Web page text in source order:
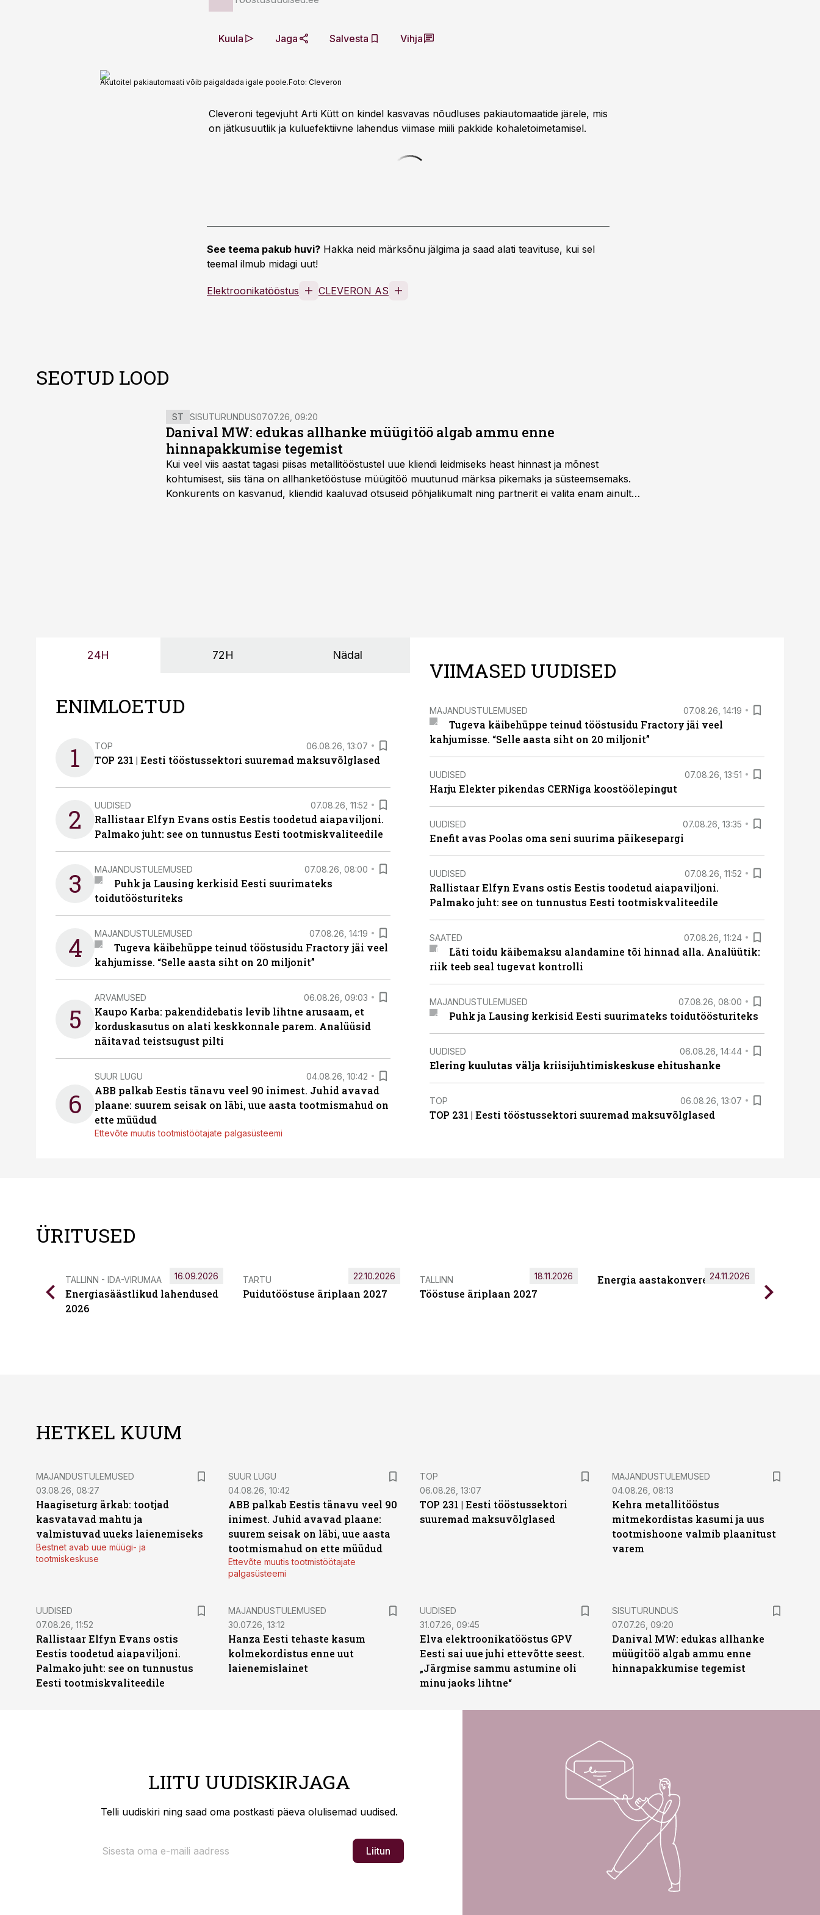
Kuula Jaga Salvesta Vihja
Akutoitel pakiautomaati võib paigaldada igale poole.Foto: Cleveron
Cleveroni tegevjuht Arti Kütt on kindel kasvavas nõudluses pakiautomaatide järele, mis
on jätkusuutlik ja kuluefektiivne lahendus viimase miili pakkide kohaletoimetamisel.
See teema pakub huvi? Hakka neid märksõnu jälgima ja saad alati teavituse, kui sel
teemal ilmub midagi uut!
Elektroonikatööstus CLEVERON AS
SEOTUD LOOD
ST SISUTURUNDUS07.07.26, 09:20
Danival MW: edukas allhanke müügitöö algab ammu enne
hinnapakkumise tegemist
Kui veel viis aastat tagasi piisas metallitööstustel uue kliendi leidmiseks heast hinnast ja mõnest
kohtumisest, siis täna on allhanketööstuse müügitöö muutunud märksa pikemaks ja süsteemsemaks.
Konkurents on kasvanud, kliendid kaaluvad otsuseid põhjalikumalt ning partnerit ei valita enam ainult
24H 72H Nädal
ENIMLOETUD
1 TOP 06.08.26, 13:07
TOP 231 | Eesti tööstussektori suuremad maksuvõlglased
2 UUDISED 07.08.26, 11:52
Rallistaar Elfyn Evans ostis Eestis toodetud aiapaviljoni.
Palmako juht: see on tunnustus Eesti tootmiskvaliteedile
3 MAJANDUSTULEMUSED 07.08.26, 08:00
Puhk ja Lausing kerkisid Eesti suurimateks
toidutöösturiteks
4 MAJANDUSTULEMUSED 07.08.26, 14:19
Tugeva käibehüppe teinud tööstusidu Fractory jäi veel
kahjumisse. “Selle aasta siht on 20 miljonit”
5
ARVAMUSED 06.08.26, 09:03
Kaupo Karba: pakendidebatis levib lihtne arusaam, et
korduskasutus on alati keskkonnale parem. Analüüsid
näitavad teistsugust pilti
6
SUUR LUGU 04.08.26, 10:42
ABB palkab Eestis tänavu veel 90 inimest. Juhid avavad
plaane: suurem seisak on läbi, uue aasta tootmismahud on
ette müüdud
Ettevõte muutis tootmistöötajate palgasüsteemi
VIIMASED UUDISED
MAJANDUSTULEMUSED 07.08.26, 14:19
Tugeva käibehüppe teinud tööstusidu Fractory jäi veel
kahjumisse. “Selle aasta siht on 20 miljonit”
UUDISED 07.08.26, 13:51
Harju Elekter pikendas CERNiga koostöölepingut
UUDISED 07.08.26, 13:35
Enefit avas Poolas oma seni suurima päikesepargi
UUDISED 07.08.26, 11:52
Rallistaar Elfyn Evans ostis Eestis toodetud aiapaviljoni.
Palmako juht: see on tunnustus Eesti tootmiskvaliteedile
SAATED 07.08.26, 11:24
Läti toidu käibemaksu alandamine tõi hinnad alla. Analüütik:
riik teeb seal tugevat kontrolli
MAJANDUSTULEMUSED 07.08.26, 08:00
Puhk ja Lausing kerkisid Eesti suurimateks toidutöösturiteks
UUDISED 06.08.26, 14:44
Elering kuulutas välja kriisijuhtimiskeskuse ehitushanke
TOP 06.08.26, 13:07
TOP 231 | Eesti tööstussektori suuremad maksuvõlglased
ÜRITUSED
TALLINN - IDA-VIRUMAA
Energiasäästlikud lahendused
2026
16.09.2026 TARTU
Puidutööstuse äriplaan 2027
22.10.2026 TALLINN
Tööstuse äriplaan 2027
18.11.2026 Energia aastakonverents 2026
24.11.2026
HETKEL KUUM
MAJANDUSTULEMUSED
03.08.26, 08:27
Haagiseturg ärkab: tootjad
kasvatavad mahtu ja
valmistuvad uueks laienemiseks
Bestnet avab uue müügi- ja
tootmiskeskuse
SUUR LUGU
04.08.26, 10:42
ABB palkab Eestis tänavu veel 90
inimest. Juhid avavad plaane:
suurem seisak on läbi, uue aasta
tootmismahud on ette müüdud
Ettevõte muutis tootmistöötajate
palgasüsteemi
TOP
06.08.26, 13:07
TOP 231 | Eesti tööstussektori
suuremad maksuvõlglased
MAJANDUSTULEMUSED
04.08.26, 08:13
Kehra metallitööstus
mitmekordistas kasumi ja uus
tootmishoone valmib plaanitust
varem
UUDISED
07.08.26, 11:52
Rallistaar Elfyn Evans ostis
Eestis toodetud aiapaviljoni.
Palmako juht: see on tunnustus
Eesti tootmiskvaliteedile
MAJANDUSTULEMUSED
30.07.26, 13:12
Hanza Eesti tehaste kasum
kolmekordistus enne uut
laienemislainet
UUDISED
31.07.26, 09:45
Elva elektroonikatööstus GPV
Eesti sai uue juhi ettevõtte seest.
„Järgmise sammu astumine oli
minu jaoks lihtne“
ST
SISUTURUNDUS
07.07.26, 09:20
Danival MW: edukas allhanke
müügitöö algab ammu enne
hinnapakkumise tegemist
LIITU UUDISKIRJAGA
Telli uudiskiri ning saad oma postkasti päeva olulisemad uudised.
Liitun